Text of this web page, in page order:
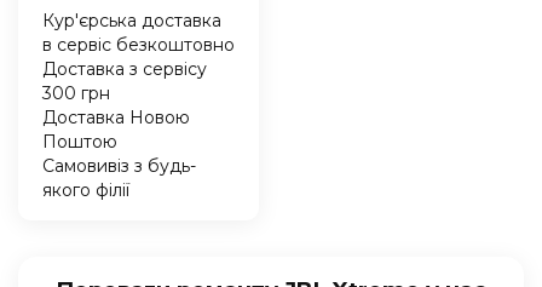
Кур'єрська доставка
в сервіс безкоштовно
Доставка з сервісу
300 грн
Доставка Новою
Поштою
Самовивіз з будь-
якого філії